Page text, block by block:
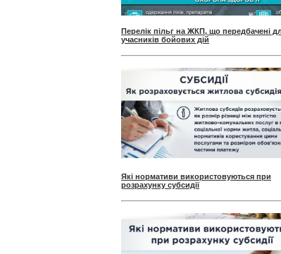
Перелік пільг на ЖКП, що передбачені
учасників бойових дій
Які нормативи використовуються при
розрахунку субсидії